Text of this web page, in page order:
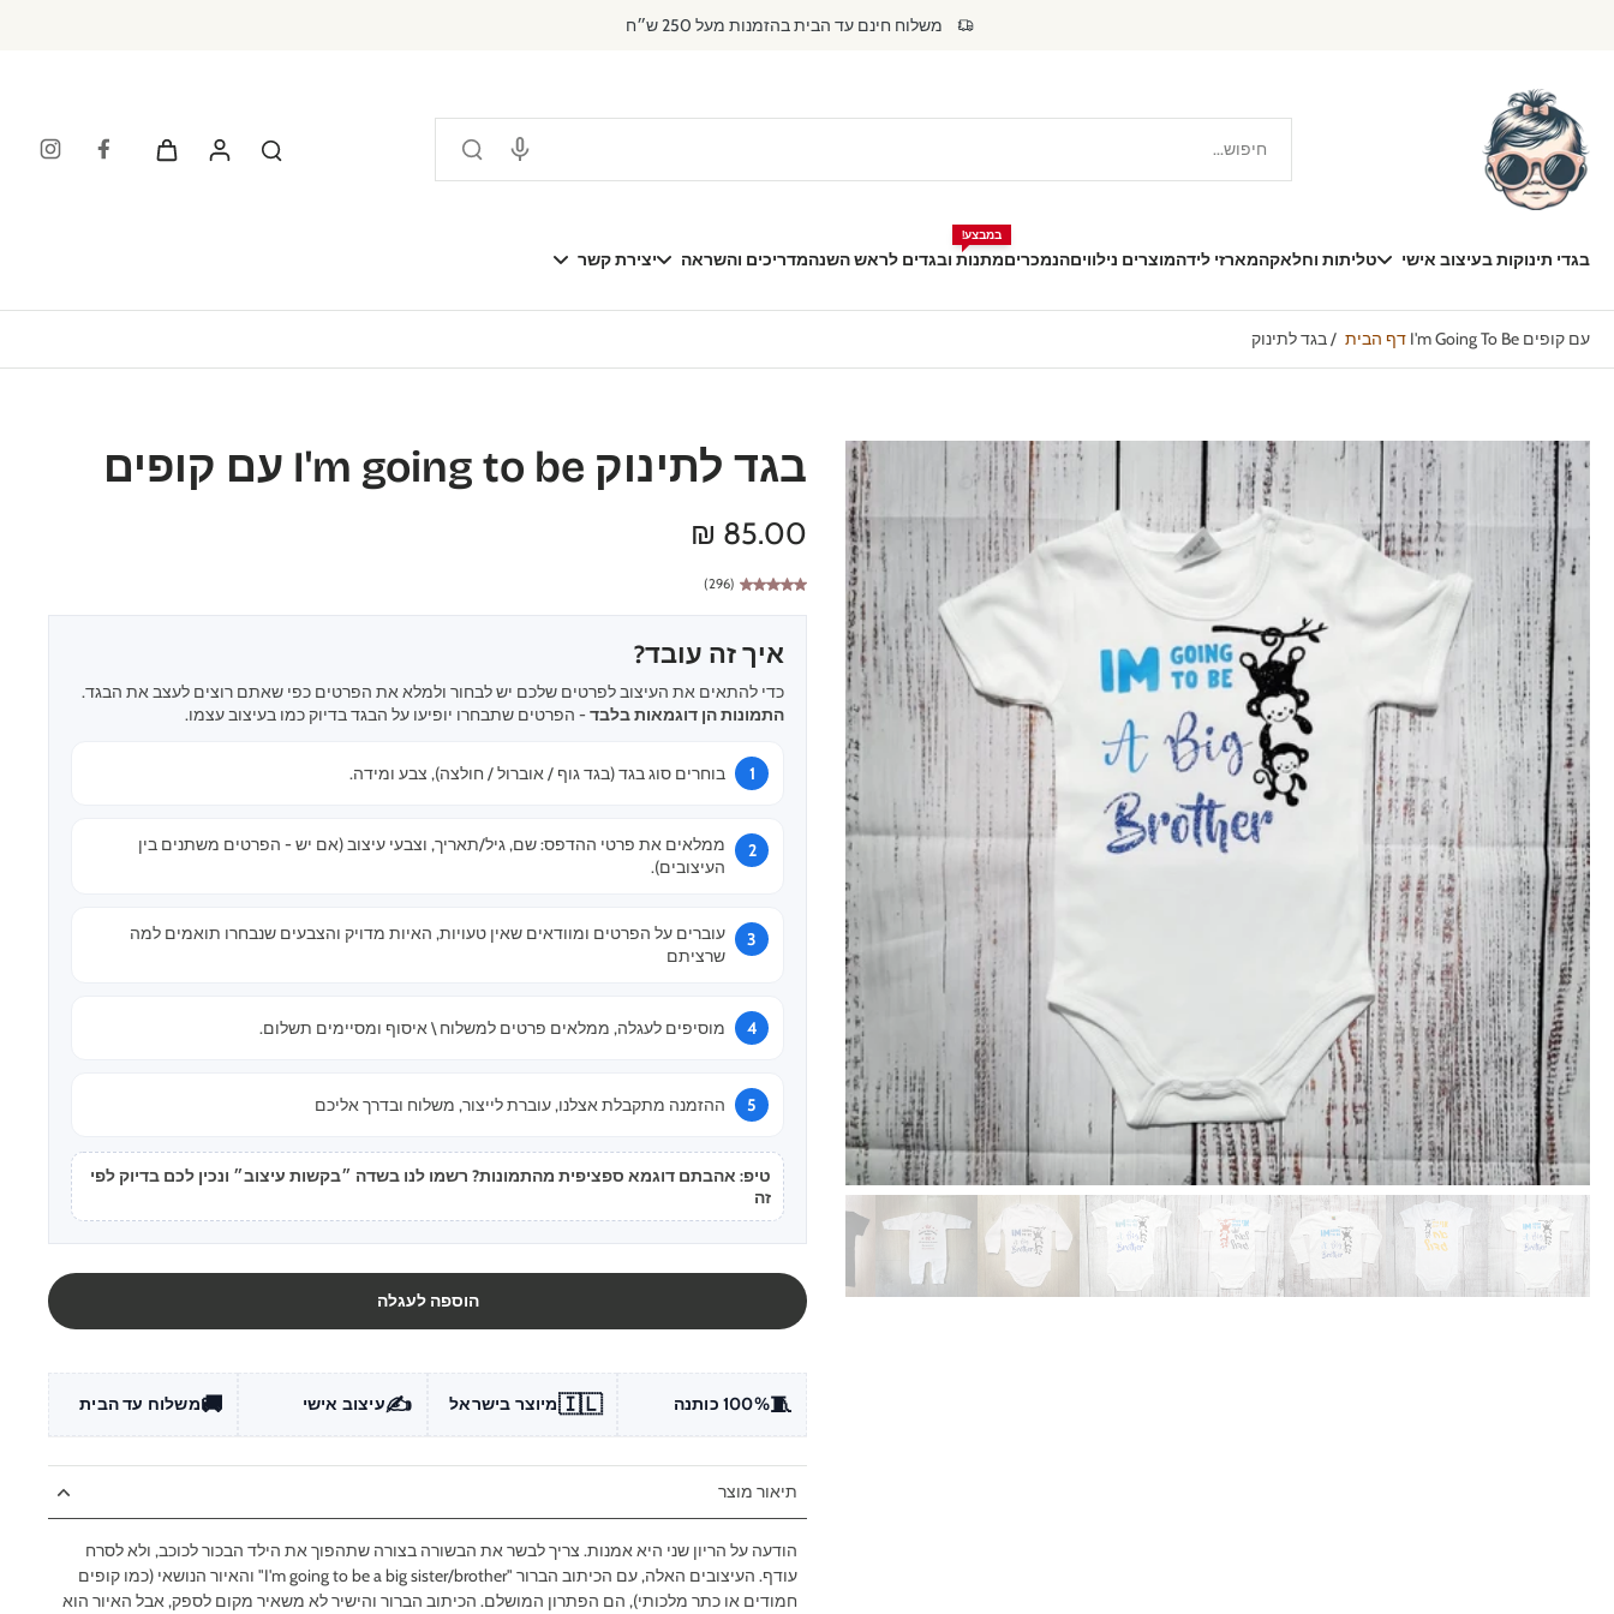
משלוח חינם עד הבית בהזמנות מעל 250 ש״ח
בגדי תינוקות בעיצוב אישי טליתות וחלאקהמארזי לידהמוצרים נילוויםהנמכריםמתנות ובגדים לראש השנה
במבצע!
מדריכים והשראה יצירת קשר
דף הבית / בגד לתינוק I'm Going To Be עם קופים
המוצר
בגד לתינוק I'm going to be עם קופים
85.00 ₪
(296)
איך זה עובד?
כדי להתאים את העיצוב לפרטים שלכם יש לבחור ולמלא את הפרטים כפי שאתם רוצים לעצב את הבגד.
התמונות הן דוגמאות בלבד- הפרטים שתבחרו יופיעו על הבגד בדיוק כמו בעיצוב עצמו.
בוחרים סוג בגד (בגד גוף / אוברול / חולצה), צבע ומידה.
ממלאים את פרטי ההדפס: שם, גיל/תאריך, וצבעי עיצוב (אם יש - הפרטים משתנים בין
העיצובים).
עוברים על הפרטים ומוודאים שאין טעויות, האיות מדויק והצבעים שנבחרו תואמים למה
שרציתם
מוסיפים לעגלה, ממלאים פרטים למשלוח \ איסוף ומסיימים תשלום.
ההזמנה מתקבלת אצלנו, עוברת לייצור, משלוח ובדרך אליכם
טיפ: אהבתם דוגמא ספציפית מהתמונות? רשמו לנו בשדה ״בקשות עיצוב״ ונכין לכם בדיוק לפי
זה
הוספה לעגלה
🧵100% כותנה 🇮🇱מיוצר בישראל ✍️עיצוב אישי 🚚משלוח עד הבית
תיאור מוצר
הודעה על הריון שני היא אמנות. צריך לבשר את הבשורה בצורה שתהפוך את הילד הבכור לכוכב, ולא לסרח
עודף. העיצובים האלה, עם הכיתוב הברור "I'm going to be a big sister/brother" והאיור הנושאי (כמו קופים
חמודים או כתר מלכותי), הם הפתרון המושלם. הכיתוב הברור והישיר לא משאיר מקום לספק, אבל האיור הוא